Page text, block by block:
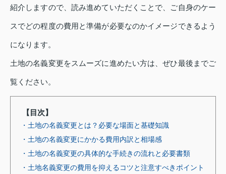
紹介しますので、読み進めていただくことで、ご自身のケー
スでどの程度の費用と準備が必要なのかイメージできるよう
になります。
土地の名義変更をスムーズに進めたい方は、ぜひ最後までご
覧ください。
【目次】
・土地の名義変更とは？必要な場面と基礎知識
・土地の名義変更にかかる費用内訳と相場感
・土地の名義変更の具体的な手続きの流れと必要書類
・土地名義変更の費用を抑えるコツと注意すべきポイント